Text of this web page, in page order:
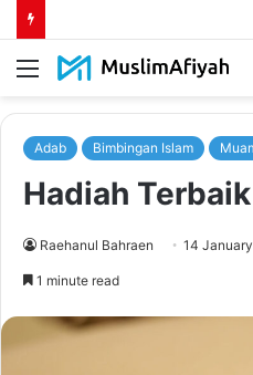
Menu
Adab Bimbingan Islam
Hadiah
Raehanul Bahraen 14
1 minute read